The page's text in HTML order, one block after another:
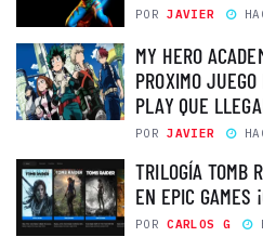
POR JAVIER
MY HERO
PROXIMO
PLAY QUE
POR JAVIER
TRILOGÍA TOMB
EN EPIC GAMES
POR CARLOS G